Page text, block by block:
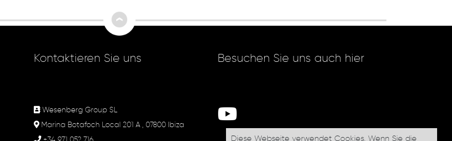
Diese Webseite verwendet Cookies. Wenn Sie die
Kontaktieren Sie uns
Wesenberg Group SL
Marina Botafoch Local 201 A , 07800 Ibiza
Besuchen Sie uns auch hier